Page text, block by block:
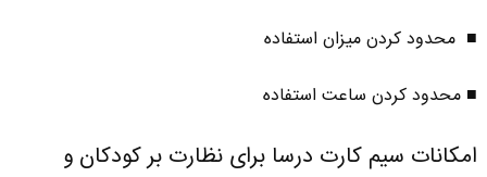
■ محدود کردن میزان استفاده
■ محدود کردن ساعت استفاده
امکانات سیم کارت درسا برای نظارت بر کودکان و